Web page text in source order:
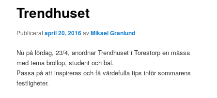
Trendhuset
Publiceratapril 20, 2016avMikael Granlund
Nu på lördag, 23/4, anordnar Trendhuset i Torestorp en mässa
med tema bröllop, student och bal.
Passa på att inspireras och få värdefulla tips inför sommarens
festligheter.